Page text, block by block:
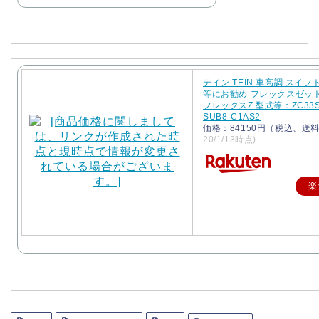
テイン TEIN 車高調 スイフ
等にお勧め フレックスゼッ
フレックスZ 型式等：
SUB8-C1AS2
価格：84150円（税込、送
20/1/13時点)